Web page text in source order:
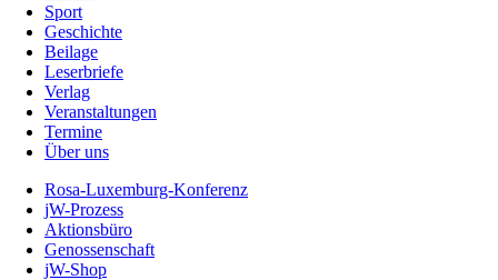
Sport
Geschichte
Beilage
Leserbriefe
Verlag
Veranstaltungen
Termine
Über uns
Rosa-Luxemburg-Konferenz
jW-Prozess
Aktionsbüro
Genossenschaft
jW-Shop